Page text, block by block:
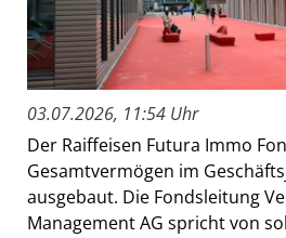
03.07.2026, 11:54 Uhr
Der Raiffeisen Futura Immo
Gesamtvermögen im
ausgebaut. Die Fondsleitung
Management AG spricht von